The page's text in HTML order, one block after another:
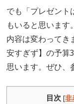
でも「プレゼント
もいると思いま
内容は変わってき
安すぎず】の予算
思います。ぜひ、
目次 [非